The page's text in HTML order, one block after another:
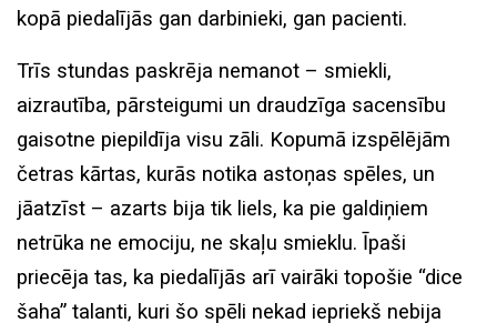
kopā piedalījās gan darbinieki, gan pacienti.
Trīs stundas paskrēja nemanot – smiekli,
aizrautība, pārsteigumi un draudzīga sacensību
gaisotne piepildīja visu zāli. Kopumā izspēlējām
četras kārtas, kurās notika astoņas spēles, un
jāatzīst – azarts bija tik liels, ka pie galdiņiem
netrūka ne emociju, ne skaļu smieklu. Īpaši
priecēja tas, ka piedalījās arī vairāki topošie “dice
šaha” talanti, kuri šo spēli nekad iepriekš nebija